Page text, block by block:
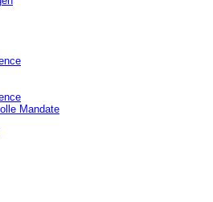
Mandate